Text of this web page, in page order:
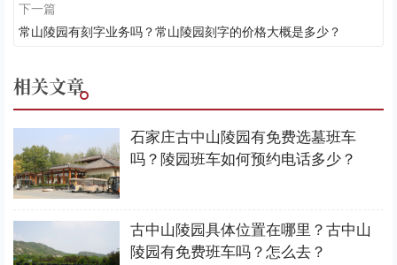
下一篇
常山陵园有刻字业务吗？常山陵园刻字的价格大概是多少？
相关文章
石家庄古中山陵园有免费选墓班车
吗？陵园班车如何预约电话多少？
古中山陵园具体位置在哪里？古中山
陵园有免费班车吗？怎么去？